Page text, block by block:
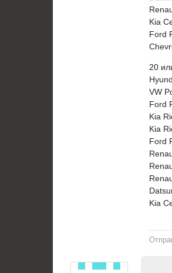
Kia
Ford
20
VW
Ford
Kia
Kia
Ford
Kia